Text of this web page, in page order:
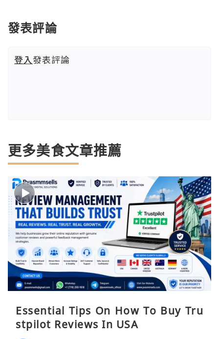
發表評論
登入發表評論
更多美食文章推薦
Essential Tips On How To Buy Tru
stpilot Reviews In USA